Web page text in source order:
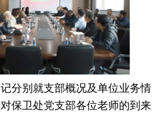
分别就支部概况及单位业务情
保卫处党支部各位老师的到来